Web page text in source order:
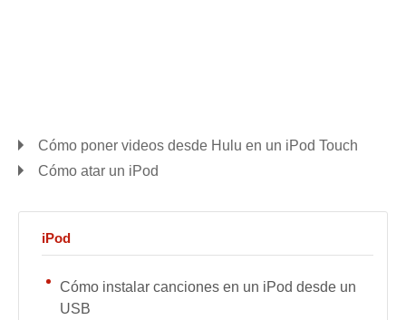
Cómo poner videos desde Hulu en un iPod Touch
Cómo atar un iPod
iPod
Cómo instalar canciones en un iPod desde un
USB